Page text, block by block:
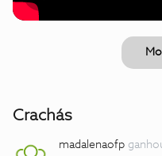
Crachás
madalenaofp